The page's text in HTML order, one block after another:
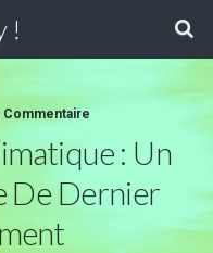
!
Commentaire
: Un
De Dernier